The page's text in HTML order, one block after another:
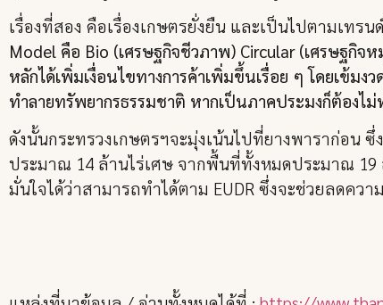
เรื่องที่สอง คือเรื่องเกษตรยั่งยืน และเป็นไปตามเทร
Model คือ Bio (เศรษฐกิจชีวภาพ) Circular (เศรษฐกิจ
หลักได้เพิ่มเงื่อนไขทางการค้าเพิ่มขึ้นเรื่อย ๆ โดยเข้ม
ทำลายทรัพยากรธรรมชาติ หากเป็นภาคประมงก็ต้องไ
ดังนั้นกระทรวงเกษตรฯจะมุ่งเน้นไปที่ยางพาราก่อน
ประมาณ 14 ล้านไร่เศษ จากพื้นที่ทั้งหมดประมาณ
มั่นใจได้ว่าสามารถทำได้ตาม EUDR ซึ่งจะช่วยลดควา